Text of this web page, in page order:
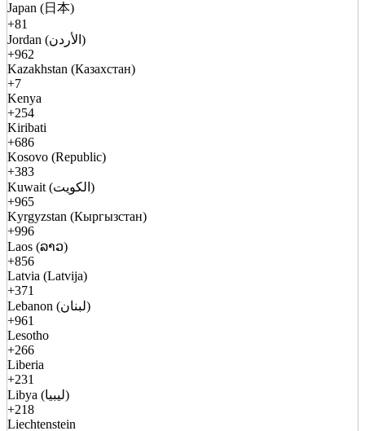
Japan (日本)
+81
Jordan (الأردن)
+962
Kazakhstan (Казахстан)
+7
Kenya
+254
Kiribati
+686
Kosovo (Republic)
+383
Kuwait (الكويت)
+965
Kyrgyzstan (Кыргызстан)
+996
Laos (ລາວ)
+856
Latvia (Latvija)
+371
Lebanon (لبنان)
+961
Lesotho
+266
Liberia
+231
Libya (ليبيا)
+218
Liechtenstein